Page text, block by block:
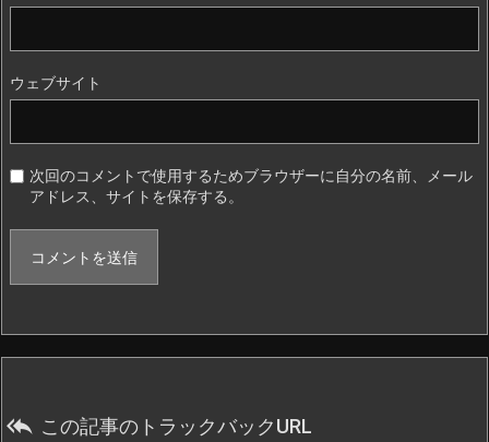
ウェブサイト
次回のコメントで使用するためブラウザーに自分の名前、メール
アドレス、サイトを保存する。
 この記事のトラックバックURL